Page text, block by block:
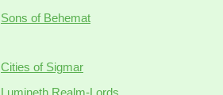
Sons of Behemat
Cities of Sigmar